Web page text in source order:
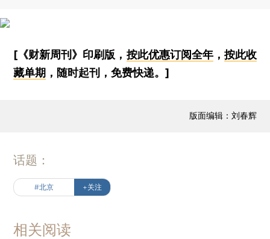
[《财新周刊》印刷版， 按此优惠订阅全年， 按此收
藏单期 ，随时起刊，免费快递。]
版面编辑：刘春辉
话题：
#北京 +关注
相关阅读